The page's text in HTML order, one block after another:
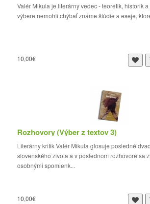
Valér Mikula je literárny vedec - teoretik, historik
výbere nemohli chýbať známe štúdie a eseje,
10,00€
Rozhovory (Výber z textov 3)
Literárny kritik Valér Mikula glosuje posledné
slovenského života a v poslednom rozhovore sa
osobnými spomienk...
10,00€